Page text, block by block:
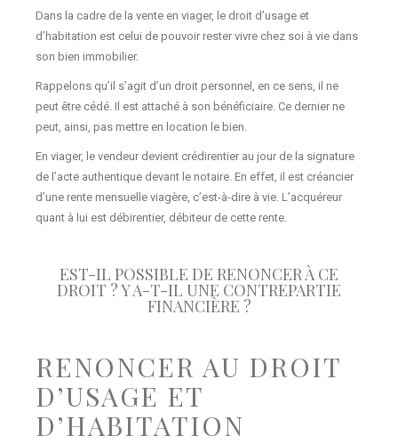
Dans la cadre de la vente en viager, le droit d’usage et
d’habitation est celui de pouvoir rester vivre chez soi à vie dans
son bien immobilier.
Rappelons qu’il s’agit d’un droit personnel, en ce sens, il ne
peut être cédé. Il est attaché à son bénéficiaire. Ce dernier ne
peut, ainsi, pas mettre en location le bien.
En viager, le vendeur devient crédirentier au jour de la signature
de l’acte authentique devant le notaire. En effet, il est créancier
d’une rente mensuelle viagère, c’est-à-dire à vie. L’acquéreur
quant à lui est débirentier, débiteur de cette rente.
EST-IL POSSIBLE DE RENONCER À CE
DROIT ? Y A-T-IL UNE CONTREPARTIE
FINANCIÈRE ?
RENONCER AU DROIT
D’USAGE ET
D’HABITATION